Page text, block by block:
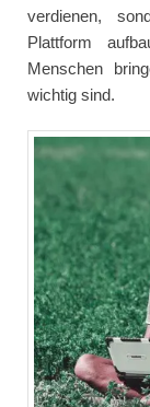
verdienen,
Plattform
Menschen
wichtig sind.